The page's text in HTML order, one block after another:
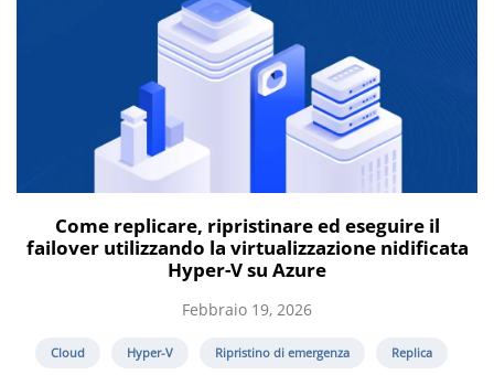
Come replicare, ripristinare ed eseguire il
failover utilizzando la virtualizzazione nidificata
Hyper-V su Azure
Febbraio 19, 2026
Cloud Hyper-V Ripristino di emergenza Replica